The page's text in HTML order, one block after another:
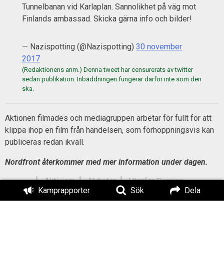
Kamprapporter Sök Dela
Tunnelbanan vid Karlaplan. Sannolikhet på väg mot
Finlands ambassad. Skicka gärna info och bilder!
— Nazispotting (@Nazispotting)30 november
2017
Aktionen filmades och mediagruppen arbetar för fullt för att
klippa ihop en film från händelsen, som förhoppningsvis kan
publiceras redan ikväll.
Nordfront återkommer med mer information under dagen.
Aktivism
Nyheter Utanför Sverige